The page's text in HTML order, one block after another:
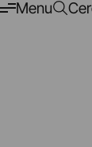
Menu